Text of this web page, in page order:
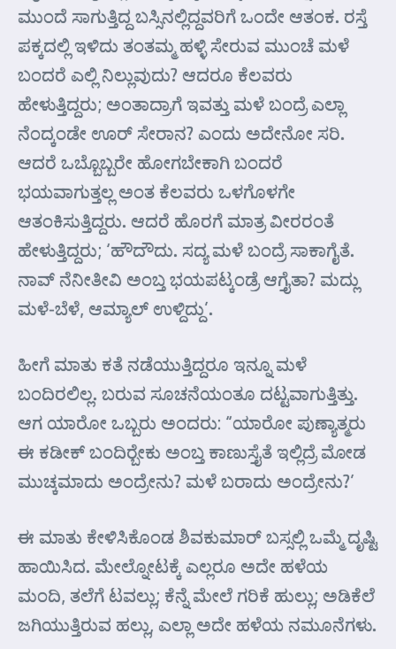
ಮುಂದೆ ಸಾಗುತ್ತಿದ್ದ ಬಸ್ಸಿನಲ್ಲಿದ್ದವರಿಗೆ ಒಂದೇ ಆತಂಕ. ರಸ್ತೆ
ಪಕ್ಕದಲ್ಲಿ ಇಳಿದು ತಂತಮ್ಮ ಹಳ್ಳಿ ಸೇರುವ ಮುಂಚೆ ಮಳೆ
ಬಂದರೆ ಎಲ್ಲಿ ನಿಲ್ಲುವುದು? ಆದರೂ ಕೆಲವರು
ಹೇಳುತ್ತಿದ್ದರು; ಅಂತಾದ್ರಾಗೆ ಇವತ್ತು ಮಳೆ ಬಂದ್ರೆ ಎಲ್ಲಾ
ನೆಂದ್ಕಂಡೇ ಊರ್ ಸೇರಾನ? ಎಂದು ಅದೇನೋ ಸರಿ.
ಆದರೆ ಒಬ್ಬೊಬ್ಬರೇ ಹೋಗಬೇಕಾಗಿ ಬಂದರೆ
ಭಯವಾಗುತ್ತಲ್ಲ ಅಂತ ಕೆಲವರು ಒಳಗೊಳಗೇ
ಆತಂಕಿಸುತ್ತಿದ್ದರು. ಆದರೆ ಹೊರಗೆ ಮಾತ್ರ ವೀರರಂತೆ
ಹೇಳುತ್ತಿದ್ದರು; ‘ಹೌದೌದು. ಸದ್ಯ ಮಳೆ ಬಂದ್ರೆ ಸಾಕಾಗೈತೆ.
ನಾವ್ ನೆನೀತೀವಿ ಅಂಬ್ತ ಭಯಪಟ್ಕಂಡ್ರೆ ಆಗ್ತೈತಾ? ಮದ್ಲು
ಮಳೆ-ಬೆಳೆ, ಆಮ್ಯಾಲ್ ಉಳ್ದಿದ್ದು’.
ಹೀಗೆ ಮಾತು ಕತೆ ನಡೆಯುತ್ತಿದ್ದರೂ ಇನ್ನೂ ಮಳೆ
ಬಂದಿರಲಿಲ್ಲ. ಬರುವ ಸೂಚನೆಯಂತೂ ದಟ್ಟವಾಗುತ್ತಿತ್ತು.
ಆಗ ಯಾರೋ ಒಬ್ಬರು ಅಂದರು: “ಯಾರೋ ಪುಣ್ಯಾತ್ಮರು
ಈ ಕಡೀಕ್ ಬಂದಿರ್‍ಬೇಕು ಅಂಬ್ತ ಕಾಣುಸ್ತೈತೆ ಇಲ್ಲಿದ್ರೆ ಮೋಡ
ಮುಚ್ಕಮಾದು ಅಂದ್ರೇನು? ಮಳೆ ಬರಾದು ಅಂದ್ರೇನು?’
ಈ ಮಾತು ಕೇಳಿಸಿಕೊಂಡ ಶಿವಕುಮಾರ್ ಬಸ್ಸಲ್ಲಿ ಒಮ್ಮೆ ದೃಷ್ಟಿ
ಹಾಯಿಸಿದ. ಮೇಲ್ನೋಟಕ್ಕೆ ಎಲ್ಲರೂ ಅದೇ ಹಳೆಯ
ಮಂದಿ, ತಲೆಗೆ ಟವಲ್ಲು; ಕೆನ್ನೆ ಮೇಲೆ ಗರಿಕೆ ಹುಲ್ಲು; ಅಡಿಕೆಲೆ
ಜಗಿಯುತ್ತಿರುವ ಹಲ್ಲು, ಎಲ್ಲಾ ಅದೇ ಹಳೆಯ ನಮೂನೆಗಳು.